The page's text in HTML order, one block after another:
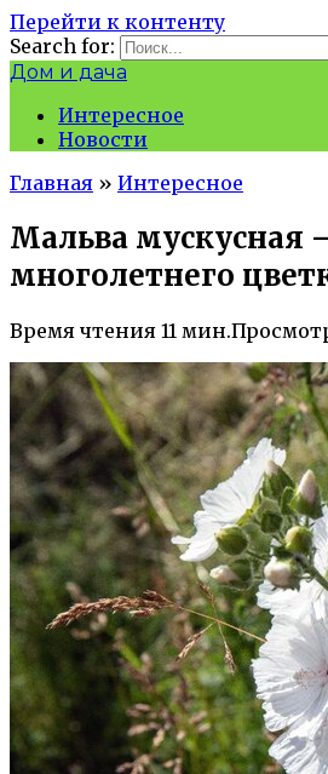
Перейти к контенту
Search for:
Дом и дача
Интересное
Новости
Главная » Интересное
Мальва мускусная
многолетнего
Время чтения 11 мин.